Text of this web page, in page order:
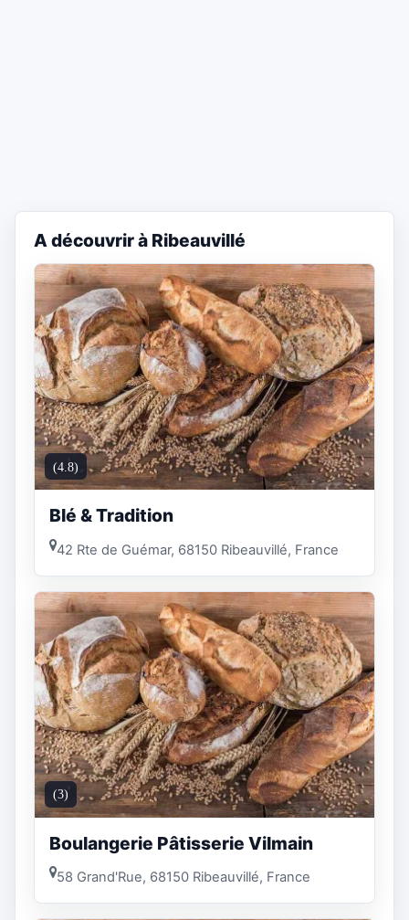
A découvrir à Ribeauvillé
(4.8)
Blé & Tradition
42 Rte de Guémar, 68150 Ribeauvillé, France
(3)
Boulangerie Pâtisserie Vilmain
58 Grand'Rue, 68150 Ribeauvillé, France